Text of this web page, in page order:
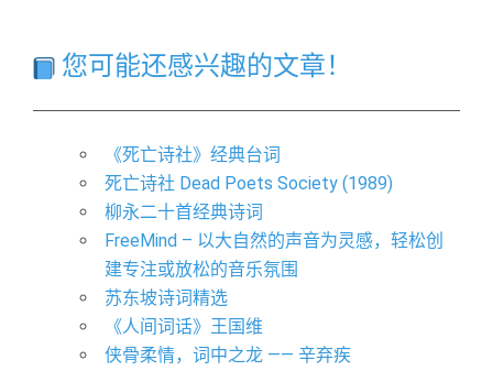
您可能还感兴趣的文章！
《死亡诗社》经典台词
死亡诗社 Dead Poets Society (1989)
柳永二十首经典诗词
​FreeMind – 以大自然的声音为灵感，轻松创
建专注或放松的音乐氛围
苏东坡诗词精选
《人间词话》王国维
侠骨柔情，词中之龙 —— 辛弃疾